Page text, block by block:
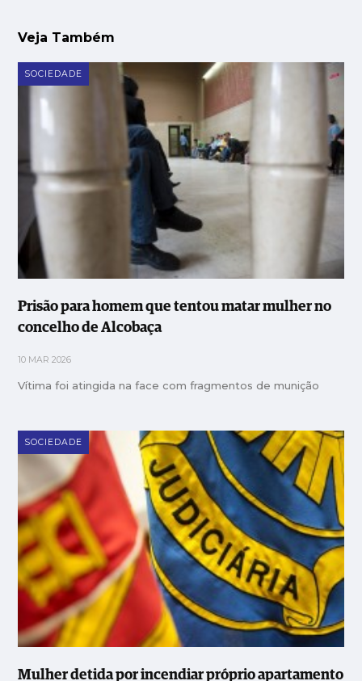
Veja Também
SOCIEDADE
Prisão para homem que tentou matar mulher no
concelho de Alcobaça
10 MAR 2026
Vítima foi atingida na face com fragmentos de munição
SOCIEDADE
Mulher detida por incendiar próprio apartamento